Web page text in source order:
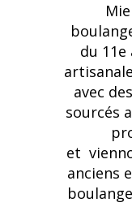
du
avec
sourcés
et
anciens